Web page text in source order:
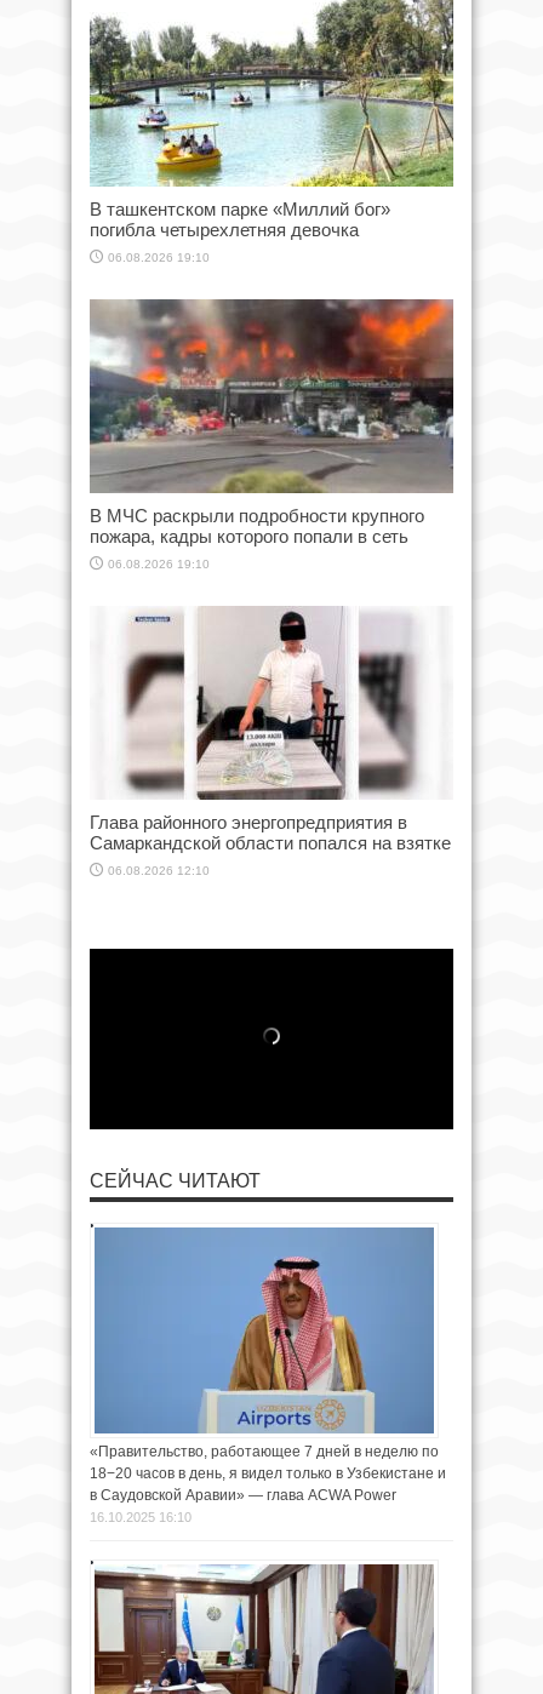
В ташкентском парке «Миллий бог»
погибла четырехлетняя девочка
06.08.2026 19:10
В МЧС раскрыли подробности крупного
пожара, кадры которого попали в сеть
06.08.2026 19:10
Глава районного энергопредприятия в
Самаркандской области попался на взятке
06.08.2026 12:10
СЕЙЧАС ЧИТАЮТ
«Правительство, работающее 7 дней в неделю по
18−20 часов в день, я видел только в Узбекистане и
в Саудовской Аравии» — глава ACWA Power
16.10.2025 16:10